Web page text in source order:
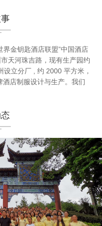
界金钥匙酒店联盟”中国酒店
天河珠吉路，现有生产园约
立分厂 , 约 2000 平方米，
店制服设计与生产。我们